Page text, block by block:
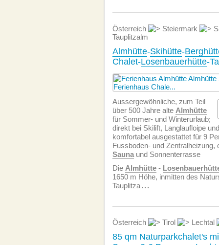
Österreich Steiermark
Tauplitzalm
Almhütte-Skihütte-
Chalet-Losenbauerhütte-
Aussergewöhnliche, zum Teil
über 500 Jahre alte Almhütte
für Sommer- und Winterurlaub;
direkt bei Skilift, Langlaufloipe
komfortabel ausgestattet für 9
Fussboden- und Zentralheizung,
Sauna und Sonnenterrasse
Die Almhütte -
1650 m Höhe, inmitten des
Tauplitza...
Österreich Tirol Lechtal
85 qm Naturparkchalet's